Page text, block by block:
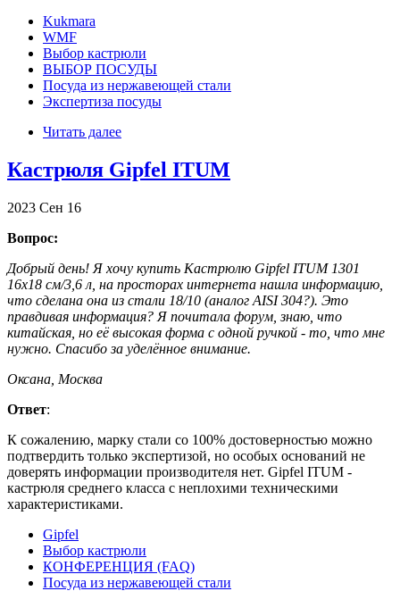
Kukmara
WMF
Выбор кастрюли
ВЫБОР ПОСУДЫ
Посуда из нержавеющей стали
Экспертиза посуды
Читать далее
Кастрюля Gipfel ITUM
2023 Сен 16
Вопрос:
Добрый день! Я хочу купить Кастрюлю Gipfel ITUM 1301
16x18 см/3,6 л, на просторах интернета нашла информацию,
что сделана она из стали 18/10 (аналог АISI 304?). Это
правдивая информация? Я почитала форум, знаю, что
китайская, но её высокая форма с одной ручкой - то, что мне
нужно. Спасибо за уделённое внимание.
Оксана, Москва
Ответ:
К сожалению, марку стали со 100% достоверностью можно
подтвердить только экспертизой, но особых оснований не
доверять информации производителя нет. Gipfel ITUM -
кастрюля среднего класса с неплохими техническими
характеристиками.
Gipfel
Выбор кастрюли
КОНФЕРЕНЦИЯ (FAQ)
Посуда из нержавеющей стали